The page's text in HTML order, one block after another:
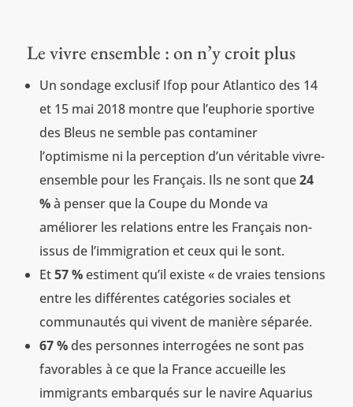
Le vivre ensemble : on n’y croit plus
Un sondage exclusif Ifop pour Atlantico des 14
et 15 mai 2018 montre que l’euphorie sportive
des Bleus ne semble pas contaminer
l’optimisme ni la perception d’un véritable vivre-
ensemble pour les Français. Ils ne sont que24
%à penser que la Coupe du Monde va
améliorer les relations entre les Français non-
issus de l’immigration et ceux qui le sont.
Et57 %estiment qu’il existe « de vraies tensions
entre les différentes catégories sociales et
communautés qui vivent de manière séparée.
67 %des personnes interrogées ne sont pas
favorables à ce que la France accueille les
immigrants embarqués sur le navire Aquarius